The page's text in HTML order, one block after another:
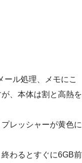
ール処理、メモにこ
、本体は割と高熱を
レッシャーが黄色に
わるとすぐに6GB前